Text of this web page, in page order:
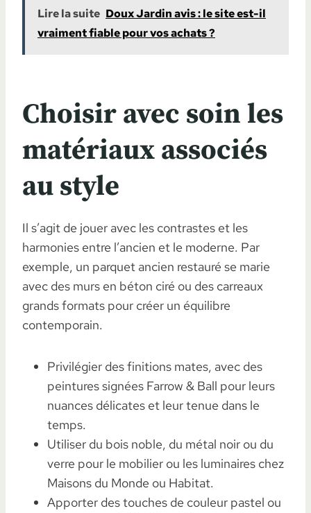
Lire la suite Doux Jardin avis : le site est-il
vraiment fiable pour vos achats ?
Choisir avec soin les
matériaux associés
au style
Il s’agit de jouer avec les contrastes et les
harmonies entre l’ancien et le moderne. Par
exemple, un parquet ancien restauré se marie
avec des murs en béton ciré ou des carreaux
grands formats pour créer un équilibre
contemporain.
Privilégier des finitions mates, avec des
peintures signées Farrow & Ball pour leurs
nuances délicates et leur tenue dans le
temps.
Utiliser du bois noble, du métal noir ou du
verre pour le mobilier ou les luminaires chez
Maisons du Monde ou Habitat.
Apporter des touches de couleur pastel ou